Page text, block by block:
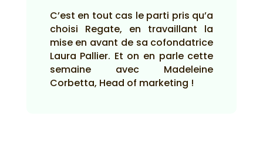
C’est en tout cas le parti pris qu’a
choisi Regate, en travaillant la
mise en avant de sa cofondatrice
Laura Pallier. Et on en parle cette
semaine avec Madeleine
Corbetta, Head of marketing !